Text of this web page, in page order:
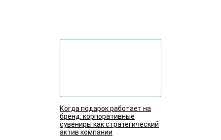
Когда подарок работает на
бренд: корпоративные
сувениры как стратегический
актив компании